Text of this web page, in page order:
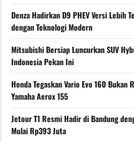
Denza Hadirkan D9 PHEV Versi Lebih
dengan Teknologi Modern
Mitsubishi Bersiap Luncurkan SUV
Indonesia Pekan Ini
Honda Tegaskan Vario Evo 160 Bukan
Yamaha Aerox 155
Jetour T1 Resmi Hadir di Bandung
Mulai Rp393 Juta